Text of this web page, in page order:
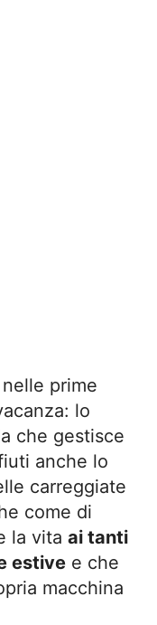
nelle prime
lo
che gestisce
anche lo
carreggiate
come di
la vita ai tanti
estive e che
macchina